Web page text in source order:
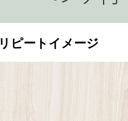
リピートイメージ